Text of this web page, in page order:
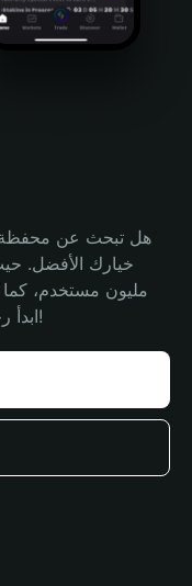
هل تبحث عن محفظة
على محفظة Bitget Wallet. ابدأ رحلتك الآن!